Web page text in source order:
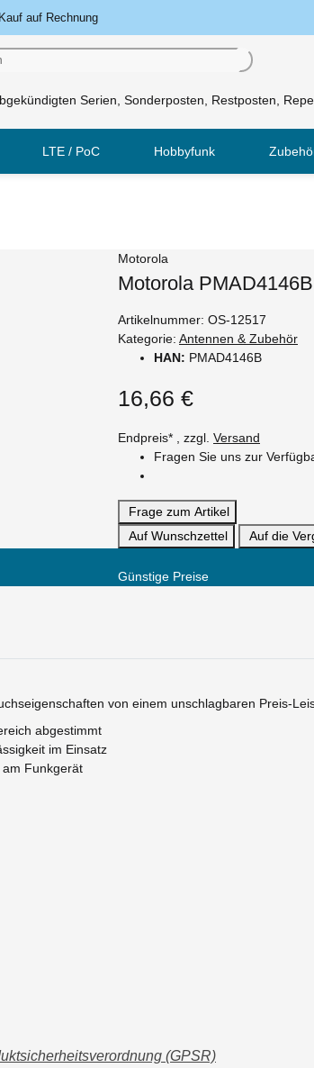
Kauf auf Rechnung
Serien, Sonderposten, Restposten,
LTE / PoC Hobbyfunk
Motorola
Motorola
Artikelnummer: OS-12517
Kategorie: Antennen & Zubehör
HAN: PMAD4146B
16,66 €
Endpreis* , zzgl. Versand
Fragen Sie uns zur
Frage zum Artikel
Auf Wunschzettel
Auf die
Günstige Preise
von einem unschlagbaren Preis-
abgestimmt
im Einsatz
Funkgerät
(GPSR)